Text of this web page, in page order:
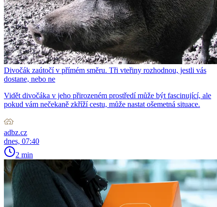
Divočák zaútočí v přímém směru. Tři vteřiny rozhodnou, jestli vás
dostane, nebo ne
Vidět divočáka v jeho přirozeném prostředí může být fascinující, ale
pokud vám nečekaně zkříží cestu, může nastat ošemetná situace.
adbz.cz
dnes, 07:40
2 min